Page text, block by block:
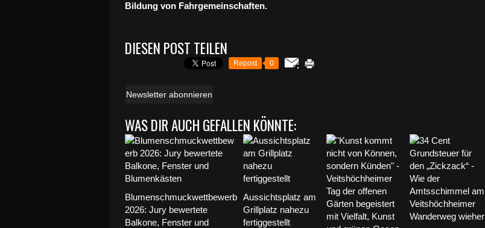
Bildung von Fahrgemeinschaften.
DIESEN POST TEILEN
Repost 0
Newsletter abonnieren
WAS DIR AUCH GEFALLEN KÖNNTE:
Blumenschmuckwettbewerb
2026: Jury bewertete
Balkone, Fenster und
Aussichtsplatz am
Grillplatz nahezu
fertiggestellt